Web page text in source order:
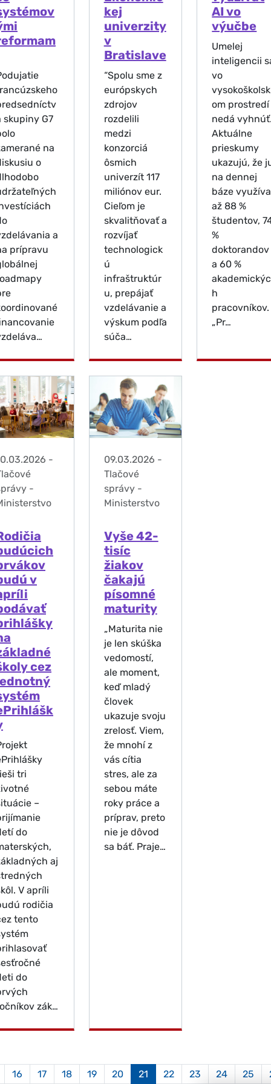
skupiny G7
na
o
a
prípravu
kej
univerzity
v
Bratislave
“Spolu sme z
európskych
zdrojov
rozdelili
medzi
konzorciá
ôsmich
univerzít 117
miliónov eur.
Cieľom je
skvalitňovať a
rozvíjať
technologick
ú
infraštruktúr
u, prepájať
vzdelávanie a
výskum podľa
súča…
AI vo
výučbe
Umelej
inteligencii
vo
vysokoškolsk
om prostredí
nedá
Aktuálne
prieskumy
ukazujú, že
na dennej
báze využíva
až 88 %
študentov,
%
doktorandov
a 60 %
akademickýc
h
pracovníkov.
„Pr…
-
-
v
cez
tri
–
do
aj
V apríli
rodičia
tento
do
zák…
09.03.2026 -
Tlačové
správy -
Ministerstvo
Vyše 42-
tisíc
žiakov
čakajú
písomné
maturity
„Maturita nie
je len skúška
vedomostí,
ale moment,
keď mladý
človek
ukazuje svoju
zrelosť. Viem,
že mnohí z
vás cítia
stres, ale za
sebou máte
roky práce a
príprav, preto
nie je dôvod
sa báť. Praje…
16 17 18 19 20 21Aktuálna
22 23 24 25